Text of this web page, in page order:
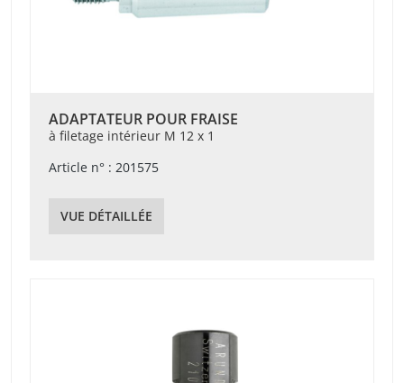
ADAPTATEUR POUR FRAISE
à filetage intérieur M 12 x 1
Article n° : 201575
VUE DÉTAILLÉE